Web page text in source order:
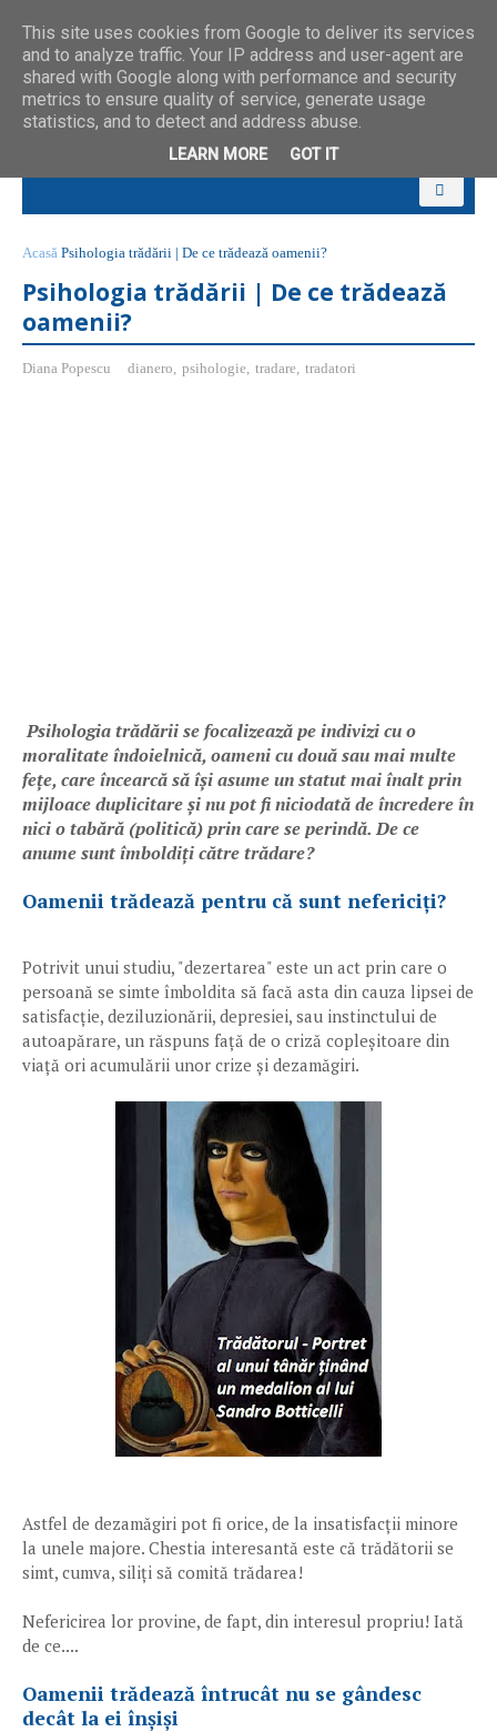
Acasă Psihologia trădării | De ce trădează oamenii?
Psihologia trădării | De ce trădează
oamenii?
Diana Popescu dianero, psihologie, tradare, tradatori
Psihologia trădării se focalizează pe indivizi cu o
moralitate îndoielnică, oameni cu două sau mai multe
fețe, care încearcă să își asume un statut mai înalt prin
mijloace duplicitare și nu pot fi niciodată de încredere în
nici o tabără (politică) prin care se perindă. De ce
anume sunt îmboldiți către trădare?
Oamenii trădează pentru că sunt nefericiți?
Potrivit unui studiu, "dezertarea" este un act prin care o
persoană se simte îmboldita să facă asta din cauza lipsei de
satisfacție, deziluzionării, depresiei, sau instinctului de
autoapărare, un răspuns față de o criză copleșitoare din
viață ori acumulării unor crize și dezamăgiri.
Astfel de dezamăgiri pot fi orice, de la insatisfacții minore
la unele majore. Chestia interesantă este că trădătorii se
simt, cumva, siliți să comită trădarea!
Nefericirea lor provine, de fapt, din interesul propriu! Iată
de ce....
Oamenii trădează întrucât nu se gândesc
decât la ei înșiși
This site uses cookies from Google to deliver its services
and to analyze traffic. Your IP address and user-agent are
shared with Google along with performance and security
metrics to ensure quality of service, generate usage
statistics, and to detect and address abuse.
LEARN MORE GOT IT